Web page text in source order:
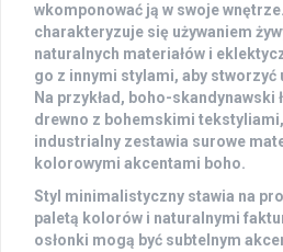
wkomponować ją w swoje
charakteryzuje się używaniem
naturalnych materiałów i
go z innymi stylami, aby
Na przykład, boho-skandynawski
drewno z bohemskimi
industrialny zestawia surowe
kolorowymi akcentami boho.
Styl minimalistyczny stawia na
paletą kolorów i naturalnymi
osłonki mogą być subtelnym